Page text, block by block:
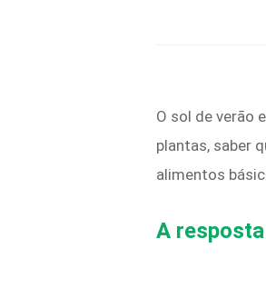
O sol de verão
plantas, saber
alimentos
A